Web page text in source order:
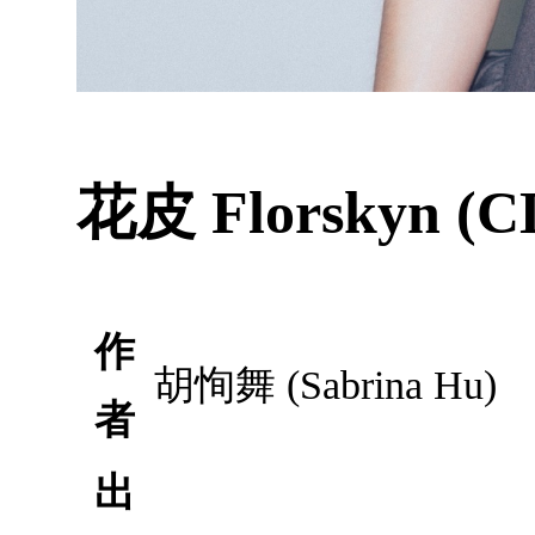
花皮 Florskyn
作
者
胡恂舞 (Sabrina Hu)
出